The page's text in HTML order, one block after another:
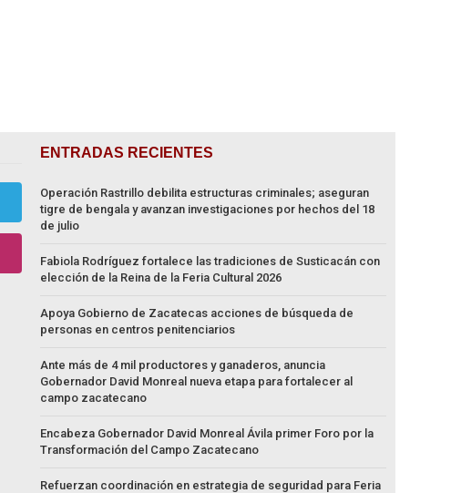
ENTRADAS RECIENTES
Operación Rastrillo debilita estructuras criminales; aseguran
tigre de bengala y avanzan investigaciones por hechos del 18
de julio
Fabiola Rodríguez fortalece las tradiciones de Susticacán con
elección de la Reina de la Feria Cultural 2026
Apoya Gobierno de Zacatecas acciones de búsqueda de
personas en centros penitenciarios
Ante más de 4 mil productores y ganaderos, anuncia
Gobernador David Monreal nueva etapa para fortalecer al
campo zacatecano
Encabeza Gobernador David Monreal Ávila primer Foro por la
Transformación del Campo Zacatecano
Refuerzan coordinación en estrategia de seguridad para Feria